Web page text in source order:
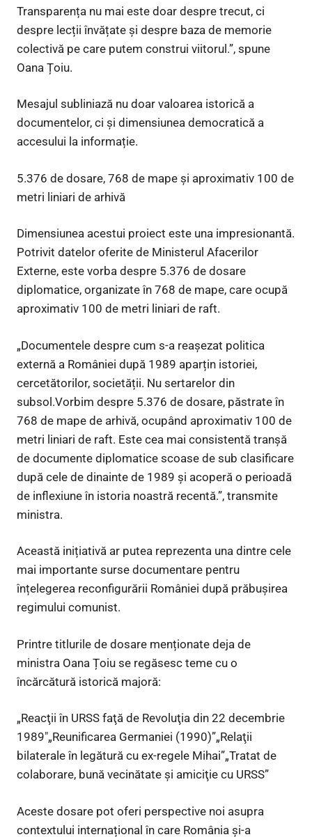
Transparența nu mai este doar despre trecut, ci
despre lecții învățate și despre baza de memorie
colectivă pe care putem construi viitorul.”, spune
Oana Țoiu.
Mesajul subliniază nu doar valoarea istorică a
documentelor, ci și dimensiunea democratică a
accesului la informație.
5.376 de dosare, 768 de mape și aproximativ 100 de
metri liniari de arhivă
Dimensiunea acestui proiect este una impresionantă.
Potrivit datelor oferite de Ministerul Afacerilor
Externe, este vorba despre 5.376 de dosare
diplomatice, organizate în 768 de mape, care ocupă
aproximativ 100 de metri liniari de raft.
„Documentele despre cum s-a reașezat politica
externă a României după 1989 aparțin istoriei,
cercetătorilor, societății. Nu sertarelor din
subsol.Vorbim despre 5.376 de dosare, păstrate în
768 de mape de arhivă, ocupând aproximativ 100 de
metri liniari de raft. Este cea mai consistentă tranșă
de documente diplomatice scoase de sub clasificare
după cele de dinainte de 1989 și acoperă o perioadă
de inflexiune în istoria noastră recentă.”, transmite
ministra.
Această inițiativă ar putea reprezenta una dintre cele
mai importante surse documentare pentru
înțelegerea reconfigurării României după prăbușirea
regimului comunist.
Printre titlurile de dosare menționate deja de
ministra Oana Țoiu se regăsesc teme cu o
încărcătură istorică majoră:
„Reacţii în URSS faţă de Revoluţia din 22 decembrie
1989″„Reunificarea Germaniei (1990)”„Relaţii
bilaterale în legătură cu ex-regele Mihai”„Tratat de
colaborare, bună vecinătate şi amiciţie cu URSS”
Aceste dosare pot oferi perspective noi asupra
contextului internațional în care România și-a